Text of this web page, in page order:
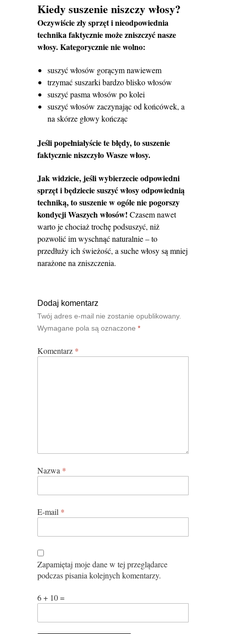
Kiedy suszenie niszczy włosy?
Oczywiście zły sprzęt i nieodpowiednia
technika faktycznie może zniszczyć nasze
włosy. Kategorycznie nie wolno:
suszyć włosów gorącym nawiewem
trzymać suszarki bardzo blisko włosów
suszyć pasma włosów po kolei
suszyć włosów zaczynając od końcówek, a
na skórze głowy kończąc
Jeśli popełniałyście te błędy, to suszenie
faktycznie niszczyło Wasze włosy.
Jak widzicie, jeśli wybierzecie odpowiedni
sprzęt i będziecie suszyć włosy odpowiednią
techniką, to suszenie w ogóle nie pogorszy
kondycji Waszych włosów! Czasem nawet
warto je chociaż trochę podsuszyć, niż
pozwolić im wyschnąć naturalnie – to
przedłuży ich świeżość, a suche włosy są mniej
narażone na zniszczenia.
Dodaj komentarz
Twój adres e-mail nie zostanie opublikowany.
Wymagane pola są oznaczone *
Komentarz *
Nazwa *
E-mail *
Zapamiętaj moje dane w tej przeglądarce
podczas pisania kolejnych komentarzy.
6 + 10 =